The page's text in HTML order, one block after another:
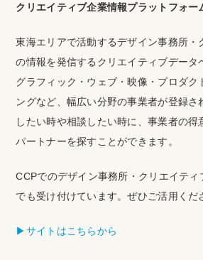
クリエイティブ企業情報プラットフォー
東海エリアで活動するデザイン事務所・
の情報を発信するクリエイティブデータ
グラフィック・ウェブ・映像・プロダク
ングなど、幅広い分野の事業者が登録さ
したい時や相談したい時に、事業者の得
パートナーを探すことができます。
CCPでのデザイン事務所・クリエイティ
でも受け付けています。ぜひご活用くだ
▶︎サイトはこちらから